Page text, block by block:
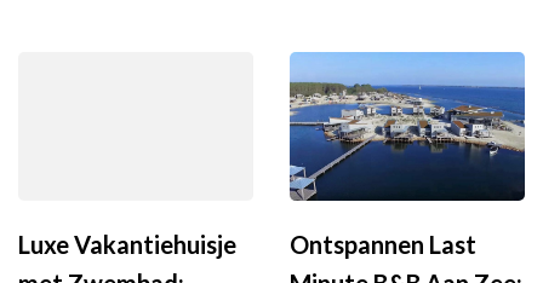
Luxe Vakantiehuisje
Ontspannen Last